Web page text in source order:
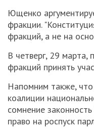
Ющенко
фракции.
фракций, а не на
В четверг, 29
фракций принять
Напомним также,
коалиции
сомнение
право на роспуск